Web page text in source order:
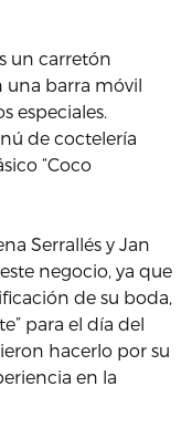
un carretón
una barra móvil
especiales.
de coctelería
“Coco
Serrallés y Jan
negocio, ya que
de su boda,
para el día del
hacerlo por su
en la